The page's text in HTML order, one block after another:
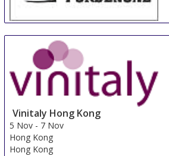
Mastro Birraio - Fiera Birra
10 Nov
Pordenone
Vinitaly Hong Kong
5 Nov - 7 Nov
Hong Kong
Hong Kong